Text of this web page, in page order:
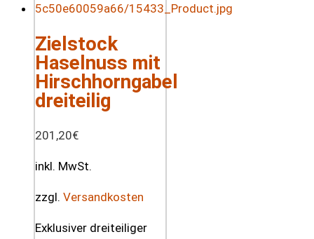
Zielstock
Haselnuss mit
Hirschhorngabel
dreiteilig
201,20€
inkl. MwSt.
zzgl. Versandkosten
Exklusiver dreiteiliger